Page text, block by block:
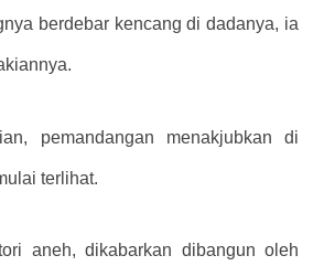
berdebar kencang di dadanya, ia
pemandangan menakjubkan di
terlihat.
aneh, dikabarkan dibangun oleh